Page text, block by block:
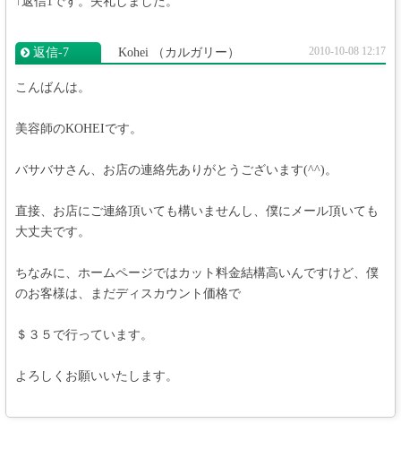
返信‐7 Kohei （カルガリー） 2010-10-08 12:17
こんばんは。
美容師のKOHEIです。
バサバサさん、お店の連絡先ありがとうございます(^^)。
直接、お店にご連絡頂いても構いませんし、僕にメール頂いても
大丈夫です。
ちなみに、ホームページではカット料金結構高いんですけど、僕
のお客様は、まだディスカウント価格で
＄３５で行っています。
よろしくお願いいたします。